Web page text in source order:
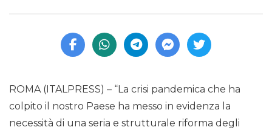
ROMA (ITALPRESS) – “La crisi pandemica che ha
colpito il nostro Paese ha messo in evidenza la
necessità di una seria e strutturale riforma degli